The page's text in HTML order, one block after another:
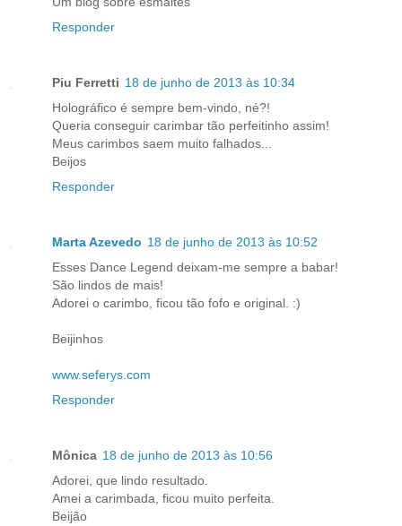
Responder
Piu Ferretti 18 de junho de 2013 às 10:34
Holográfico é sempre bem-vindo, né?!
Queria conseguir carimbar tão perfeitinho assim!
Meus carimbos saem muito falhados...
Beijos
Responder
Marta Azevedo 18 de junho de 2013 às 10:52
Esses Dance Legend deixam-me sempre a babar!
São lindos de mais!
Adorei o carimbo, ficou tão fofo e original. :)
Beijinhos
www.seferys.com
Responder
Mônica 18 de junho de 2013 às 10:56
Adorei, que lindo resultado.
Amei a carimbada, ficou muito perfeita.
Beijão